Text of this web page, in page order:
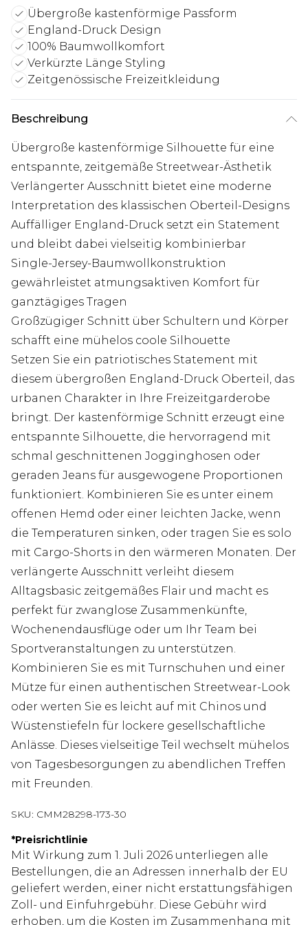
Übergroße kastenförmige Passform
England-Druck Design
100% Baumwollkomfort
Verkürzte Länge Styling
Zeitgenössische Freizeitkleidung
Beschreibung
Übergroße kastenförmige Silhouette für eine
entspannte, zeitgemäße Streetwear-Ästhetik
Verlängerter Ausschnitt bietet eine moderne
Interpretation des klassischen Oberteil-Designs
Auffälliger England-Druck setzt ein Statement
und bleibt dabei vielseitig kombinierbar
Single-Jersey-Baumwollkonstruktion
gewährleistet atmungsaktiven Komfort für
ganztägiges Tragen
Großzügiger Schnitt über Schultern und Körper
schafft eine mühelos coole Silhouette
Setzen Sie ein patriotisches Statement mit
diesem übergroßen England-Druck Oberteil, das
urbanen Charakter in Ihre Freizeitgarderobe
bringt. Der kastenförmige Schnitt erzeugt eine
entspannte Silhouette, die hervorragend mit
schmal geschnittenen Jogginghosen oder
geraden Jeans für ausgewogene Proportionen
funktioniert. Kombinieren Sie es unter einem
offenen Hemd oder einer leichten Jacke, wenn
die Temperaturen sinken, oder tragen Sie es solo
mit Cargo-Shorts in den wärmeren Monaten. Der
verlängerte Ausschnitt verleiht diesem
Alltagsbasic zeitgemäßes Flair und macht es
perfekt für zwanglose Zusammenkünfte,
Wochenendausflüge oder um Ihr Team bei
Sportveranstaltungen zu unterstützen.
Kombinieren Sie es mit Turnschuhen und einer
Mütze für einen authentischen Streetwear-Look
oder werten Sie es leicht auf mit Chinos und
Wüstenstiefeln für lockere gesellschaftliche
Anlässe. Dieses vielseitige Teil wechselt mühelos
von Tagesbesorgungen zu abendlichen Treffen
mit Freunden.
SKU: CMM28298-173-30
*Preisrichtlinie
Mit Wirkung zum 1. Juli 2026 unterliegen alle
Bestellungen, die an Adressen innerhalb der EU
geliefert werden, einer nicht erstattungsfähigen
Zoll- und Einfuhrgebühr. Diese Gebühr wird
erhoben, um die Kosten im Zusammenhang mit